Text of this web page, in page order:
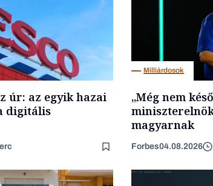
úr: az egyik hazai
digitális
Milliárdosok
„Még nem
magyarnak
Forbes04.08.2026